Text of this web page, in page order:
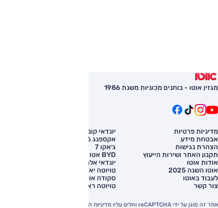
מגזין אוטו - בוחנים מכוניות משנת 1986
מדיניות פרטיות
אבטחת מידע
הצהרת נגישות
תקנון האתר ושירות הייעוץ
אודות אוטו
אוטו השנה 2025
לעבוד באוטו
צור קשר
יונדאי קונה
אקספנג G6
ג׳אקו 7
BYD אטו 3
יונדאי אלנטרה
טויוטה יאריס קרוס
סקודה אוקטביה
טויוטה ראב 4
אתר זה מוגן על ידי reCAPTCHA וחלים עליו מדיניות הפרטיות והתנאים וההגבלות של